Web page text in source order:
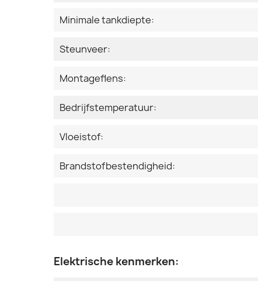
Minimale tankdiepte:
Steunveer:
Montageflens:
Bedrijfstemperatuur:
Vloeistof:
Brandstofbestendigheid:
Elektrische kenmerken: